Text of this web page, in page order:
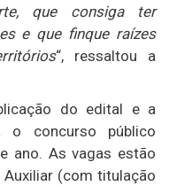
que consiga ter
e que finque raízes
“, ressaltou a
do edital e a
o concurso público
ano. As vagas estão
(com titulação